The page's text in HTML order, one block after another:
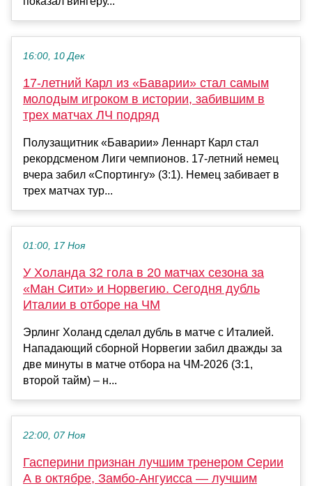
16:00, 10 Дек
17-летний Карл из «Баварии» стал самым
молодым игроком в истории, забившим в
трех матчах ЛЧ подряд
Полузащитник «Баварии» Леннарт Карл стал
рекордсменом Лиги чемпионов. 17-летний немец
вчера забил «Спортингу» (3:1). Немец забивает в
трех матчах тур...
01:00, 17 Ноя
У Холанда 32 гола в 20 матчах сезона за
«Ман Сити» и Норвегию. Сегодня дубль
Италии в отборе на ЧМ
Эрлинг Холанд сделал дубль в матче с Италией.
Нападающий сборной Норвегии забил дважды за
две минуты в матче отбора на ЧМ-2026 (3:1,
второй тайм) – н...
22:00, 07 Ноя
Гасперини признан лучшим тренером Серии
А в октябре, Замбо‑Ангуисса — лучшим